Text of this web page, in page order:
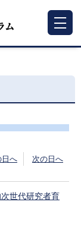
日へ 次の日へ
世代研究者育